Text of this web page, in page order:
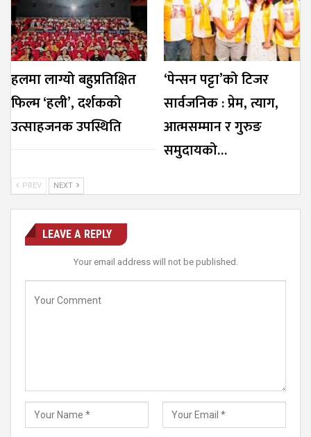
हलमा लाग्यो बहुप्रतिक्षित
फिल्म ‘हली’, दर्शकको
उत्साहजनक उपस्थिति
‘पेन्सन पट्टा’को टिजर
सार्वजनिक : प्रेम, त्याग,
आत्मसम्मान र गुरुङ
समुदायको…
PREV NEXT
LEAVE A REPLY
Your email address will not be published.